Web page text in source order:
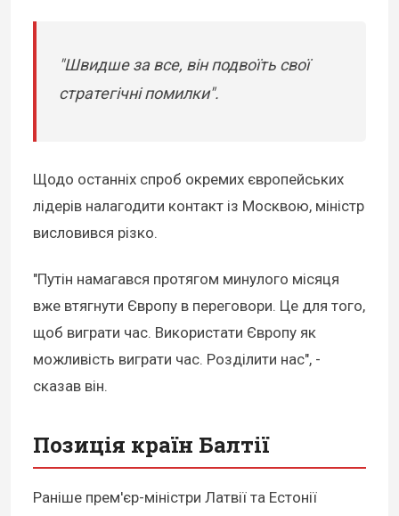
"Швидше за все, він подвоїть свої
стратегічні помилки".
Щодо останніх спроб окремих європейських
лідерів налагодити контакт із Москвою, міністр
висловився різко.
"Путін намагався протягом минулого місяця
вже втягнути Європу в переговори. Це для того,
щоб виграти час. Використати Європу як
можливість виграти час. Розділити нас", -
сказав він.
Позиція країн Балтії
Раніше прем'єр-міністри Латвії та Естонії